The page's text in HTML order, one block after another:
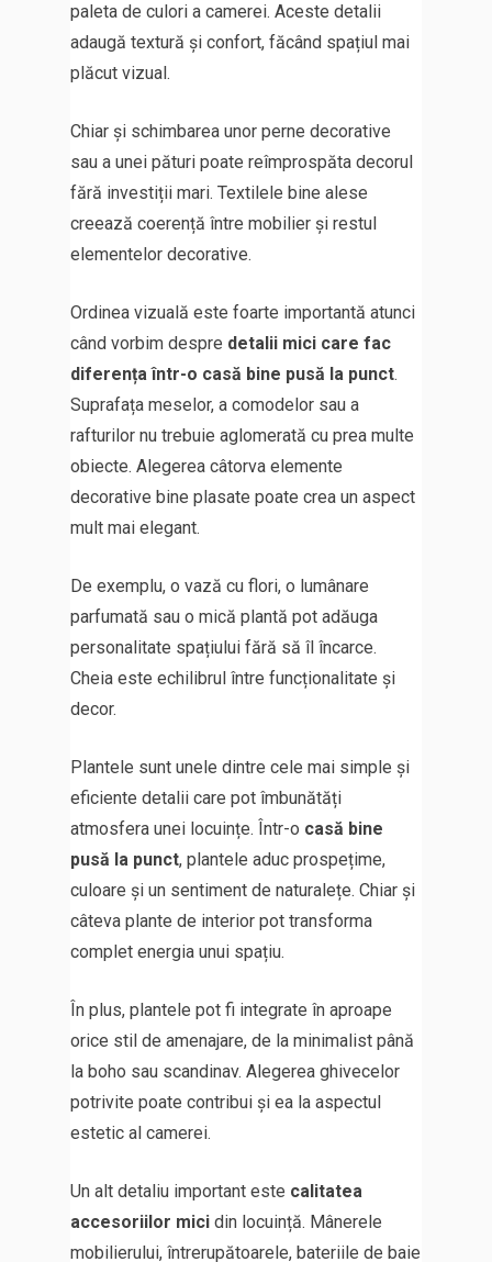
paleta de culori a camerei. Aceste detalii
adaugă textură și confort, făcând spațiul mai
plăcut vizual.
Chiar și schimbarea unor perne decorative
sau a unei pături poate reîmprospăta decorul
fără investiții mari. Textilele bine alese
creează coerență între mobilier și restul
elementelor decorative.
Ordinea vizuală este foarte importantă atunci
când vorbim despre detalii mici care fac
diferența într-o casă bine pusă la punct.
Suprafața meselor, a comodelor sau a
rafturilor nu trebuie aglomerată cu prea multe
obiecte. Alegerea câtorva elemente
decorative bine plasate poate crea un aspect
mult mai elegant.
De exemplu, o vază cu flori, o lumânare
parfumată sau o mică plantă pot adăuga
personalitate spațiului fără să îl încarce.
Cheia este echilibrul între funcționalitate și
decor.
Plantele sunt unele dintre cele mai simple și
eficiente detalii care pot îmbunătăți
atmosfera unei locuințe. Într-o casă bine
pusă la punct, plantele aduc prospețime,
culoare și un sentiment de naturalețe. Chiar și
câteva plante de interior pot transforma
complet energia unui spațiu.
În plus, plantele pot fi integrate în aproape
orice stil de amenajare, de la minimalist până
la boho sau scandinav. Alegerea ghivecelor
potrivite poate contribui și ea la aspectul
estetic al camerei.
Un alt detaliu important este calitatea
accesoriilor mici din locuință. Mânerele
mobilierului, întrerupătoarele, bateriile de baie